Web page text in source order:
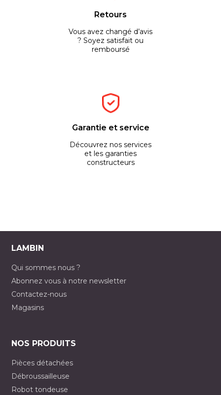
Retours
Vous avez changé d’avis
? Soyez satisfait ou
remboursé
Garantie et service
Découvrez nos services
et les garanties
constructeurs
LAMBIN
Qui sommes nous ?
Abonnez vous à notre newsletter
Contactez-nous
Magasins
NOS PRODUITS
Pièces détachées
Débroussailleuse
Robot tondeuse